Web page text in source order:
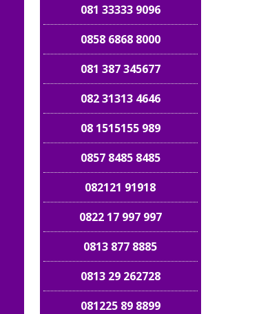
081 33333 9096
0858 6868 8000
081 387 345677
082 31313 4646
08 1515155 989
0857 8485 8485
082121 91918
0822 17 997 997
0813 877 8885
0813 29 262728
081225 89 8899